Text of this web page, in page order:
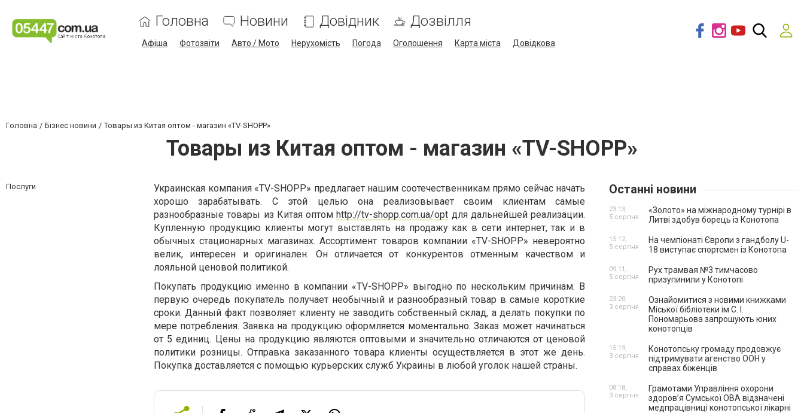
Головна Новини Довідник Дозвілля
Афіша Фотозвіти Авто / Мото Нерухомість Погода Оголошення Карта міста Довідкова
Головна Бізнес новини Товары из Китая оптом - магазин «ТV-SHOPP»
Товары из Китая оптом - магазин «ТV-SHOPP»
Послуги
Украинская компания «ТV-SHOPP» предлагает нашим соотечественникам прямо сейчас начать
хорошо зарабатывать. С этой целью она реализовывает своим клиентам самые
разнообразные товары из Китая оптомhttp://tv-shopp.com.ua/opt для дальнейшей реализации.
Купленную продукцию клиенты могут выставлять на продажу как в сети интернет, так и в
обычных стационарных магазинах. Ассортимент товаров компании «ТV-SHOPP» невероятно
велик, интересен и оригинален. Он отличается от конкурентов отменным качеством и
лояльной ценовой политикой.
Покупать продукцию именно в компании «ТV-SHOPP» выгодно по нескольким причинам. В
первую очередь покупатель получает необычный и разнообразный товар в самые короткие
сроки. Данный факт позволяет клиенту не заводить собственный склад, а делать покупки по
мере потребления. Заявка на продукцию оформляется моментально. Заказ может начинаться
от 5 единиц. Цены на продукцию являются оптовыми и значительно отличаются от ценовой
политики розницы. Отправка заказанного товара клиенты осуществляется в этот же день.
Покупка доставляется с помощью курьерских служб Украины в любой уголок нашей страны.
Останні новини
«Золото» на міжнародному турнірі в
Литві здобув борець із Конотопа
23:13,
5 серпня
На чемпіонаті Європи з гандболу U-
18 виступає спортсмен із Конотопа
15:12,
5 серпня
Рух трамвая №3 тимчасово
призупинили у Конотопі
09:11,
5 серпня
Ознайомитися з новими книжками
Міської бібліотеки ім С. І.
Пономарьова запрошують юних
конотопців
23:20,
3 серпня
Конотопську громаду продовжує
підтримувати агенство ООН у
справах біженців
15:19,
3 серпня
Грамотами Управління охорони
здоров’я Сумської ОВА відзначені
медпрацівниці конотопської лікарні
08:18,
3 серпня